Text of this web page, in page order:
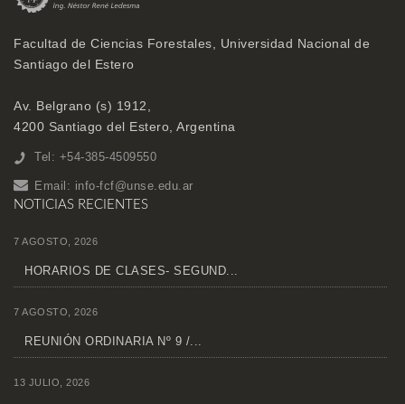
Facultad de Ciencias Forestales, Universidad Nacional de
Santiago del Estero
Av. Belgrano (s) 1912,
4200 Santiago del Estero, Argentina
Tel: +54-385-4509550
Email: info-fcf@unse.edu.ar
NOTICIAS RECIENTES
7 AGOSTO, 2026
HORARIOS DE CLASES- SEGUND...
7 AGOSTO, 2026
REUNIÓN ORDINARIA Nº 9 /...
13 JULIO, 2026